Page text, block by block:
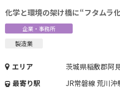
化学と環境の架け橋に“フタムラ
企業・事務所
製造業
エリア
茨城県稲敷郡阿
最寄り駅
JR常磐線 荒川